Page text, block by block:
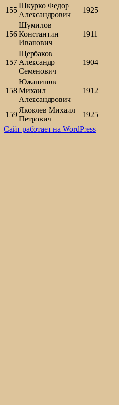
155
Шкурко Федор
Александрович
1925
156
Шумилов
Константин
Иванович
1911
157
Щербаков
Александр
Семенович
1904
158
Южанинов
Михаил
Александрович
1912
159
Яковлев Михаил
Петрович
1925
Сайт работает на WordPress